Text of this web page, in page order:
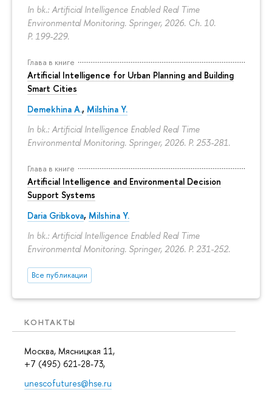
In bk.: Artificial Intelligence Enabled Real Time
Environmental Monitoring. Springer, 2026. Ch. 10.
P. 199-229.
Глава в книге
Artificial Intelligence for Urban Planning and Building
Smart Cities
Demekhina A., Milshina Y.
In bk.: Artificial Intelligence Enabled Real Time
Environmental Monitoring. Springer, 2026. P. 253-281.
Глава в книге
Artificial Intelligence and Environmental Decision
Support Systems
Daria Gribkova, Milshina Y.
In bk.: Artificial Intelligence Enabled Real Time
Environmental Monitoring. Springer, 2026. P. 231-252.
Все публикации
КОНТАКТЫ
Москва, Мясницкая 11,
+7 (495) 621-28-73,
unescofutures@hse.ru